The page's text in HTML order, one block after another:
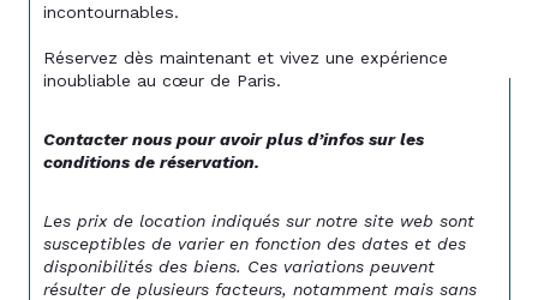
incontournables.
Réservez dès maintenant et vivez une expérience
inoubliable au cœur de Paris.
Contacter nous pour avoir plus d’infos sur les
conditions de réservation.
Les prix de location indiqués sur notre site web sont
susceptibles de varier en fonction des dates et des
disponibilités des biens. Ces variations peuvent
résulter de plusieurs facteurs, notamment mais sans